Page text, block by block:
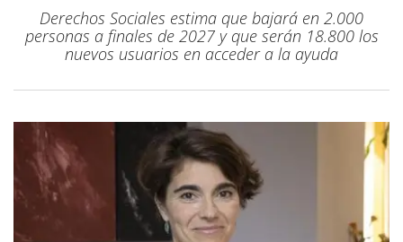
Derechos Sociales estima que bajará en 2.000
personas a finales de 2027 y que serán 18.800 los
nuevos usuarios en acceder a la ayuda